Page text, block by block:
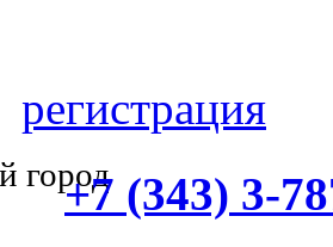
регистрация
город
+7 (343) 3-